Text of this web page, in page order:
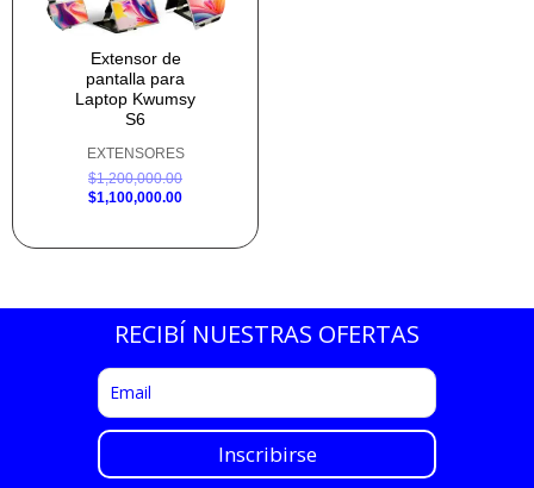
Extensor de
pantalla para
Laptop Kwumsy
S6
EXTENSORES
$1,200,000.00
$1,100,000.00
RECIBÍ NUESTRAS OFERTAS